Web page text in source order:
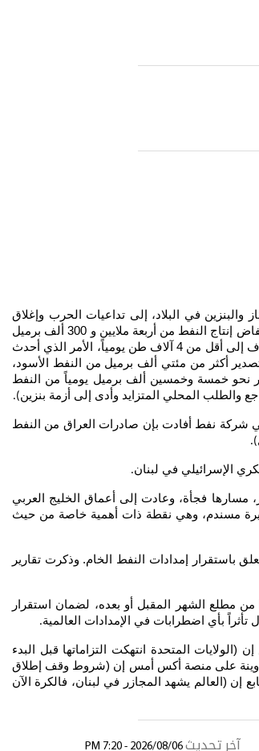
والبنزين في البلاد، إلى تداعيات الحرب وإغلاق
المضيق. وكتب الخبير نبيل المرسومي على صفحته فيسبوك أمس إن (الحرب الجارية وإغلاق مضيق هرمز وتعذر تصدير النفط العراقي جنوباً عبر المضيق أدى إلى انخفاض إنتاج النفط من أربعة ملايين و 300 ألف برميل
يومياً إلى مليون و200 ألف برميل يومياً، ما تسبب بتراجع إنتاج الغاز المصاحب من ألف و700 إلى 700 مقمق، وبالتالي أدى إلى انخفاض إنتاج أسطوانات الغاز من 8 آلاف إلى أقل من 4 آلاف طن يومياً، الأمر الذي أحدث
أكثر من مئتي ألف برميل من النفط الأسود،
نحو خمسة وخمسين ألف برميل يومياً من النفط
والطلب المحلي المتزايد وأدى إلى أزمة بنزين).
شركة نفط أفادت بإن صادرات العراق من النفط
).
الإسرائيلي في لبنان.
مسارها فجأة، وعادت إلى أعماق الخليج العربي
جزيرة مسندم، وهي نقطة ذات أهمية خاصة من حيث
المقبل، في ظل مخاوف متزايدة تتعلق باستقرار إمدادات النفط الخام. وذكرت تقارير
اجتماع عُقد استجابة للتطورات في الشرق الأوسط، خطة لسحب كميات من الاحتياطات الوطنية تكفي لمدة 20 يوماً، بدءاً من مطلع الشهر المقبل أو بعده، لضمان استقرار
.
المتحدة انتهكت التزاماتها قبل البدء
تدوينة على منصة أكس أمس إن (شروط وقف إطلاق
إن (العالم يشهد المجازر في لبنان، فالكرة الآن
آخر تحديث 2026/08/06 - 7:20 PM